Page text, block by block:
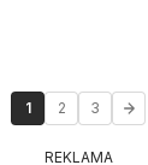
1 2 3
REKLAMA